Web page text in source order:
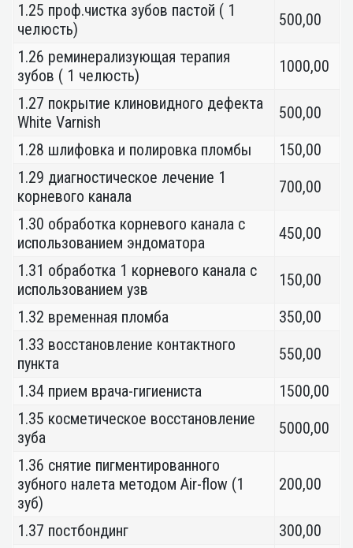
1.25 проф.чистка зубов пастой ( 1
челюсть)
500,00
1.26 реминерализующая терапия
зубов ( 1 челюсть)
1000,00
1.27 покрытие клиновидного дефекта
White Varnish
500,00
1.28 шлифовка и полировка пломбы
150,00
1.29 диагностическое лечение 1
корневого канала
700,00
1.30 обработка корневого канала с
использованием эндоматора
450,00
1.31 обработка 1 корневого канала с
использованием узв
150,00
1.32 временная пломба
350,00
1.33 восстановление контактного
пункта
550,00
1.34 прием врача-гигиениста
1500,00
1.35 косметическое восстановление
зуба
5000,00
1.36 снятие пигментированного
зубного налета методом Air-flow (1
зуб)
200,00
1.37 постбондинг
300,00